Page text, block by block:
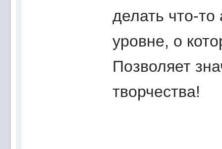
делать что-
уровне, о
Позволяет
творчества!